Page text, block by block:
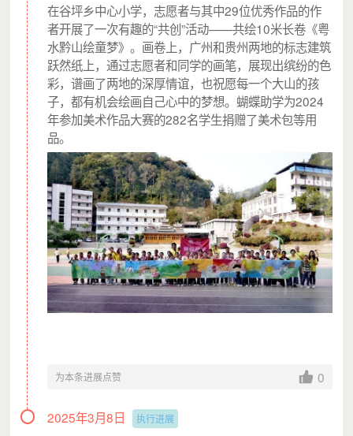
在谷坪乡中心小学，志愿者与其中29位优秀作品的作
者开展了一次有趣的“共创”活动——共绘10米长卷《粤
水黔山绘童梦》。画卷上，广州和贵州两地的标志建筑
跃然纸上，通过志愿者和同学的画笔，展现出缤纷的色
彩，谱画了两地的深厚情谊，也祝愿每一个大山的孩
子，都有机会绘画自己心中的梦想。蝴蝶助学为2024
年参加美术作品大赛的282名学生捐赠了美术包等用
品。
为本条进展点赞 0
2025年3月8日 执行进展